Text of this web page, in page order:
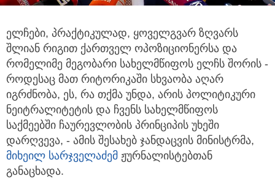
ელჩები, პრაქტიკულად, ყოველგვარ ზღვარს
შლიან რიგით ქართველ ოპოზიციონერსა და
რომელიმე მეგობარი სახელმწიფოს ელჩს შორის -
როდესაც მათ რიტორიკაში სხვაობა აღარ
იგრძნობა, ეს, რა თქმა უნდა, არის პოლიტიკური
ნეიტრალიტეტის და ჩვენს სახელმწიფოს
საქმეებში ჩაურევლობის პრინციპის უხეში
დარღვევა, - ამის შესახებ ჯანდაცვის მინისტრმა,
მიხეილ სარჯველაძემ ჟურნალისტებთან
განაცხადა.